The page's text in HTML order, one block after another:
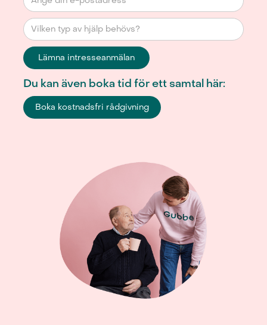
Du kan även boka tid för ett samtal här:
Boka kostnadsfri rådgivning